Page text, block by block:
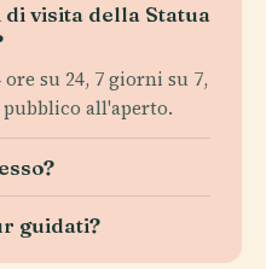
visita della Statua
su 24, 7 giorni su 7,
all'aperto.
guidati?